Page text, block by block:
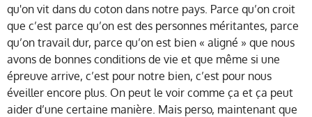
qu'on vit dans du coton dans notre pays. Parce qu’on croit
que c’est parce qu’on est des personnes méritantes, parce
qu’on travail dur, parce qu’on est bien « aligné » que nous
avons de bonnes conditions de vie et que même si une
épreuve arrive, c’est pour notre bien, c’est pour nous
éveiller encore plus. On peut le voir comme ça et ça peut
aider d’une certaine manière. Mais perso, maintenant que